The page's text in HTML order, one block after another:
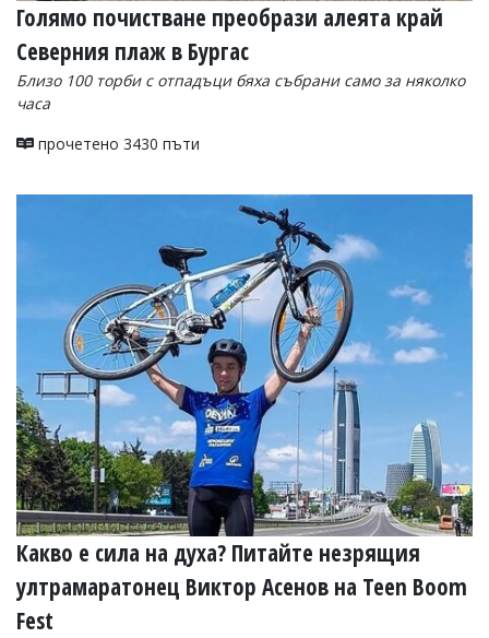
Голямо почистване преобрази алеята край
Северния плаж в Бургас
Близо 100 торби с отпадъци бяха събрани само за няколко
часа
прочетено 3430 пъти
Какво е сила на духа? Питайте незрящия
ултрамаратонец Виктор Асенов на Teen Boom
Fest